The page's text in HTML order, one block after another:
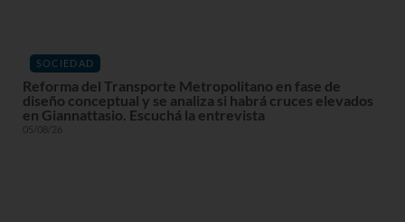
SOCIEDAD
Reforma del Transporte Metropolitano en fase de
diseño conceptual y se analiza si habrá cruces elevados
en Giannattasio. Escuchá la entrevista
05/08/26